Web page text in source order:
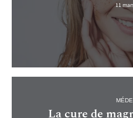
11
La cure de